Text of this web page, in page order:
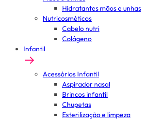
Hidratantes mãos e unhas
Nutricosméticos
Cabelo nutri
Colágeno
Infantil
Acessórios Infantil
Aspirador nasal
Brincos infantil
Chupetas
Esterilização e limpeza